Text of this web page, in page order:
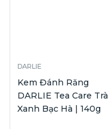
DARLIE
Kem Đánh Răng
DARLIE Tea Care Trà
Xanh Bạc Hà | 140g